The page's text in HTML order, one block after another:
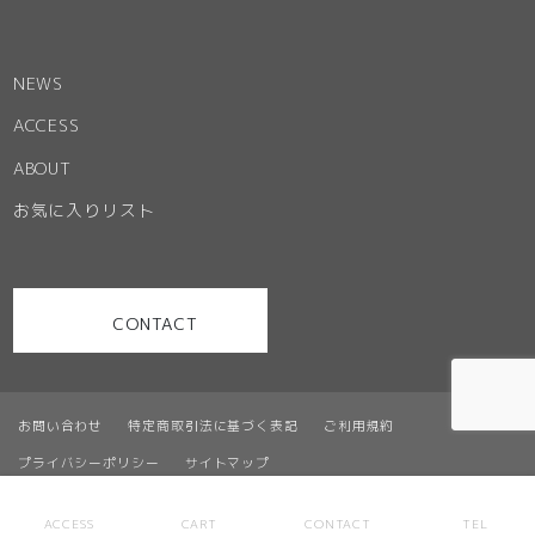
お問い合わせ 特定商取引法に基づく表記 ご利用規約
プライバシーポリシー サイトマップ
NEWS
ACCESS
ABOUT
お気に入りリスト
CONTACT
ACCESS CART CONTACT TEL